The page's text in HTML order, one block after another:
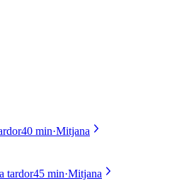
40 min·Mitjana
tardor45 min·Mitjana